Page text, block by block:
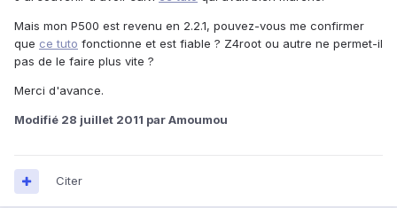
Mais mon P500 est revenu en 2.2.1, pouvez-vous me confirmer
que ce tuto fonctionne et est fiable ? Z4root ou autre ne permet-il
pas de le faire plus vite ?
Merci d'avance.
Modifié 28 juillet 2011 par Amoumou
Citer